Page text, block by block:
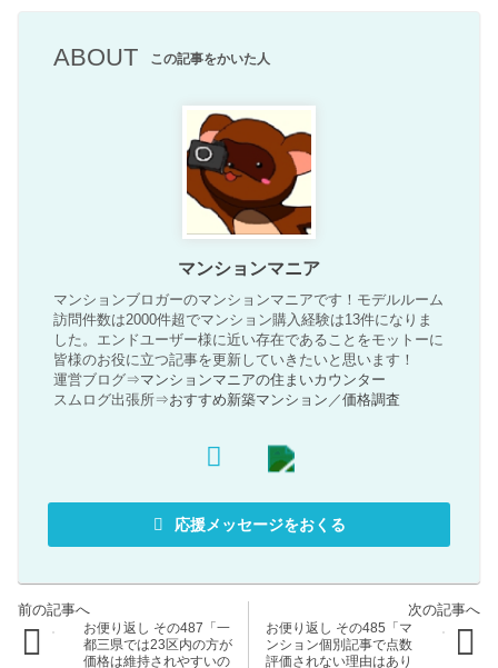
ABOUT この記事をかいた人
マンションマニア
マンションブロガーのマンションマニアです！モデルルーム
訪問件数は2000件超でマンション購入経験は13件になりま
した。エンドユーザー様に近い存在であることをモットーに
皆様のお役に立つ記事を更新していきたいと思います！
運営ブログ⇒マンションマニアの住まいカウンター
スムログ出張所⇒おすすめ新築マンション ／価格調査
応援メッセージをおくる
お便り返し その487「一
都三県では23区内の方が
価格は維持されやすいの
お便り返し その485「マ
ンション個別記事で点数
評価されない理由はあり